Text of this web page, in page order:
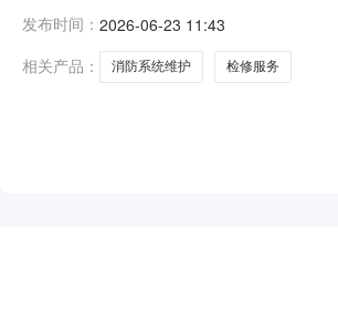
发布时间： 2026-06-23 11:43
相关产品：
消防系统维护 检修服务